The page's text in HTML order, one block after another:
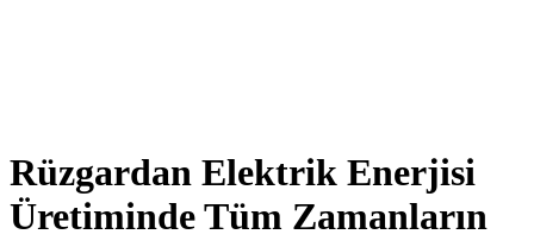
Rüzgardan Elektrik Enerjisi
Üretiminde Tüm Zamanların